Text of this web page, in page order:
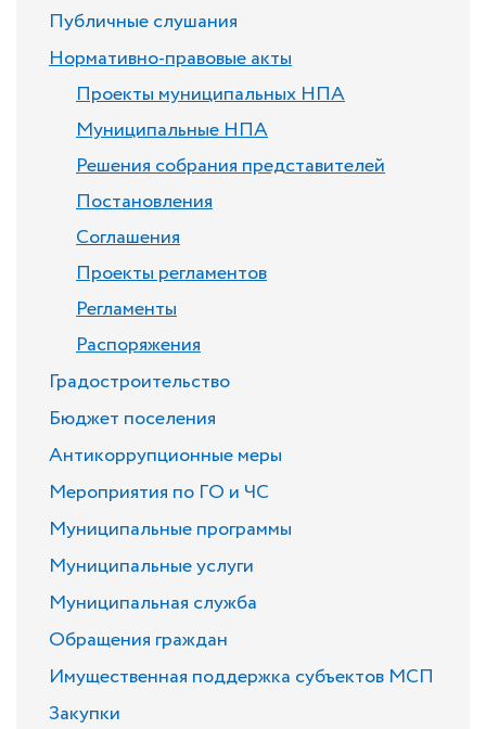
Публичные слушания
Нормативно-правовые акты
Проекты муниципальных НПА
Муниципальные НПА
Решения собрания представителей
Постановления
Соглашения
Проекты регламентов
Регламенты
Распоряжения
Градостроительство
Бюджет поселения
Антикоррупционные меры
Мероприятия по ГО и ЧС
Муниципальные программы
Муниципальные услуги
Муниципальная служба
Обращения граждан
Имущественная поддержка субъектов МСП
Закупки